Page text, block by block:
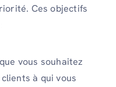
Ces objectifs
vous souhaitez
à qui vous